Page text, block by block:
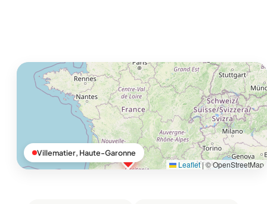
Leaflet |© OpenStreetMap
Villematier, Haute-Garonne